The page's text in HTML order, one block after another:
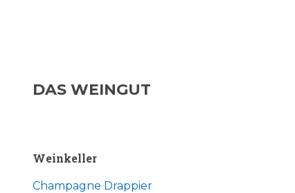
DAS WEINGUT
Weinkeller
Champagne Drappier